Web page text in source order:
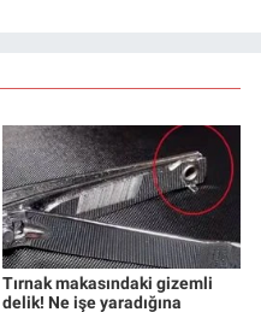
Tırnak makasındaki gizemli
delik! Ne işe yaradığına